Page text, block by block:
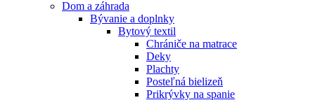
Dom a záhrada
Bývanie a doplnky
Bytový textil
Chrániče na matrace
Deky
Plachty
Posteľná bielizeň
Prikrývky na spanie